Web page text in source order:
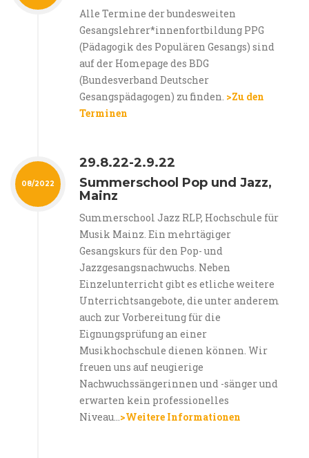
Alle Termine der bundesweiten
Gesangslehrer*innenfortbildung PPG
(Pädagogik des Populären Gesangs) sind
auf der Homepage des BDG
(Bundesverband Deutscher
Gesangspädagogen) zu finden. >Zu den
Terminen
08/2022
29.8.22-2.9.22
Summerschool Pop und Jazz,
Mainz
Summerschool Jazz RLP, Hochschule für
Musik Mainz. Ein mehrtägiger
Gesangskurs für den Pop- und
Jazzgesangsnachwuchs. Neben
Einzelunterricht gibt es etliche weitere
Unterrichtsangebote, die unter anderem
auch zur Vorbereitung für die
Eignungsprüfung an einer
Musikhochschule dienen können. Wir
freuen uns auf neugierige
Nachwuchssängerinnen und -sänger und
erwarten kein professionelles
Niveau...>Weitere Informationen